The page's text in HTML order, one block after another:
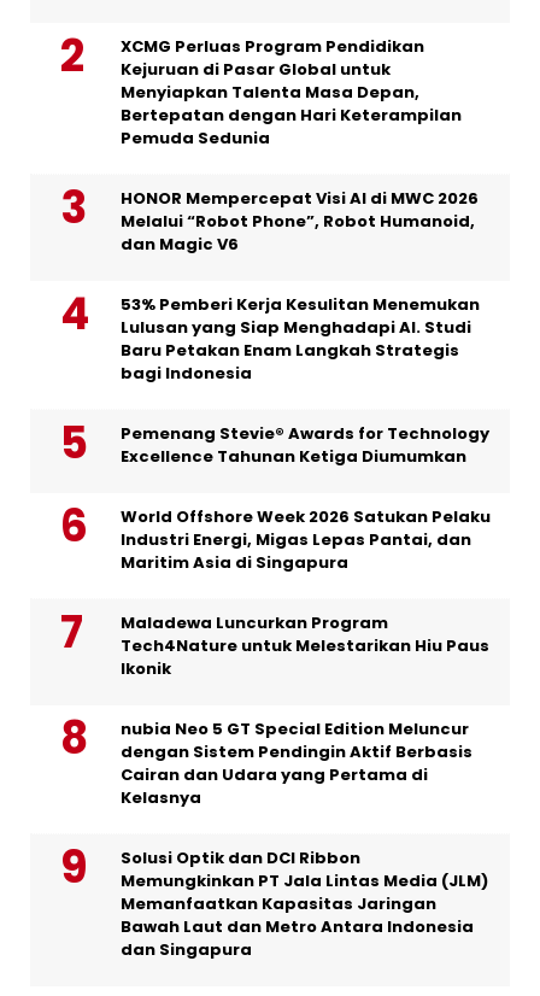
XCMG Perluas Program Pendidikan
Kejuruan di Pasar Global untuk
Menyiapkan Talenta Masa Depan,
Bertepatan dengan Hari Keterampilan
Pemuda Sedunia
HONOR Mempercepat Visi AI di MWC 2026
Melalui “Robot Phone”, Robot Humanoid,
dan Magic V6
53% Pemberi Kerja Kesulitan Menemukan
Lulusan yang Siap Menghadapi AI. Studi
Baru Petakan Enam Langkah Strategis
bagi Indonesia
Pemenang Stevie® Awards for Technology
Excellence Tahunan Ketiga Diumumkan
World Offshore Week 2026 Satukan Pelaku
Industri Energi, Migas Lepas Pantai, dan
Maritim Asia di Singapura
Maladewa Luncurkan Program
Tech4Nature untuk Melestarikan Hiu Paus
Ikonik
nubia Neo 5 GT Special Edition Meluncur
dengan Sistem Pendingin Aktif Berbasis
Cairan dan Udara yang Pertama di
Kelasnya
Solusi Optik dan DCI Ribbon
Memungkinkan PT Jala Lintas Media (JLM)
Memanfaatkan Kapasitas Jaringan
Bawah Laut dan Metro Antara Indonesia
dan Singapura